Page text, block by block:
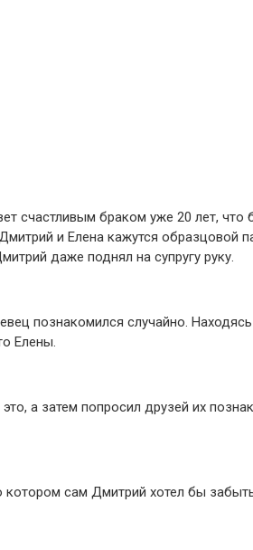
счастливым браком уже 20 лет,
и Елена кажутся образцовой
даже поднял на супругу руку.
познакомился случайно.
Елены.
а затем попросил друзей их
сам Дмитрий хотел бы